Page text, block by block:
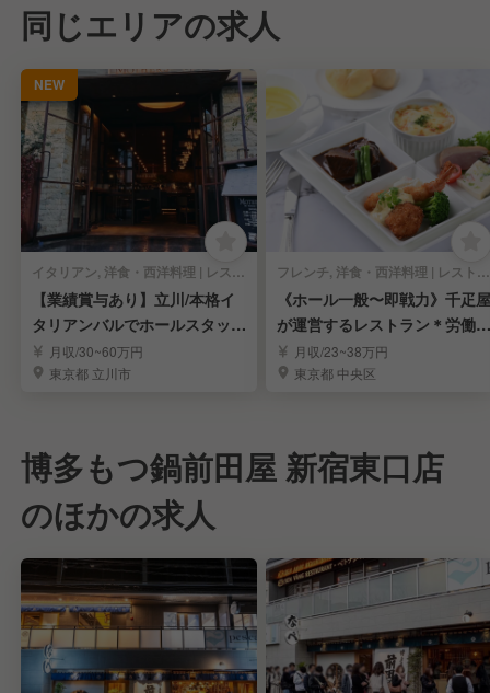
同じエリアの求人
NEW
イタリアン, 洋食・西洋料理 | レストランサービス・ホールスタッフ
【業績賞与あり】立川/本格イ
タリアンバルでホールスタッフ
を募集！
月収/30~60万円
東京都 立川市
フレンチ, 洋食・西洋料理 | レストランサービス・ホールスタッフ
《ホール一般〜即戦力》千疋屋
が運営するレストラン＊労働環
境安定＊賞与年3回
月収/23~38万円
東京都 中央区
博多もつ鍋前田屋 新宿東口店
のほかの求人